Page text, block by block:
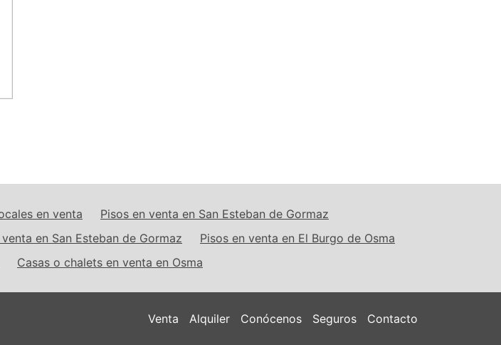
en venta
Pisos en venta en San Esteban de Gormaz
en San Esteban de Gormaz
Pisos en venta en El Burgo de Osma
Casas o chalets en venta en Osma
Venta Alquiler Conócenos Seguros Contacto